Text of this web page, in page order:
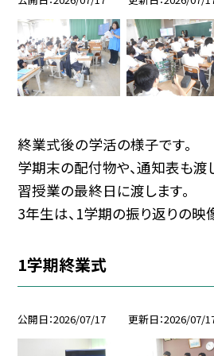
終業式後の学活の様子です。
学期末の配付物や、通知表も渡
習授業の最終日に渡します。
3年生は、1学期の振り返りの映
1学期終業式
公開日 2026/07/17 更新日 2026/07/